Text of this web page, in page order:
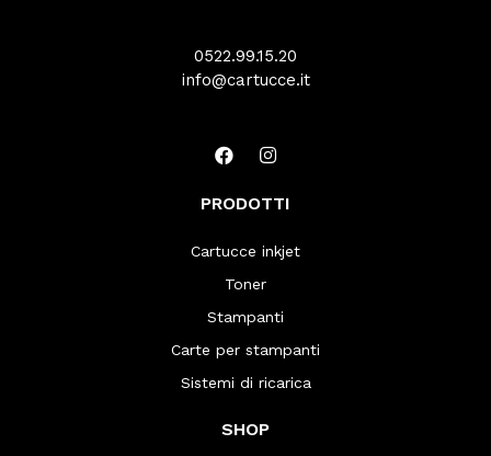
0522.99.15.20
info@cartucce.it
PRODOTTI
Cartucce inkjet
Toner
Stampanti
Carte per stampanti
Sistemi di ricarica
SHOP